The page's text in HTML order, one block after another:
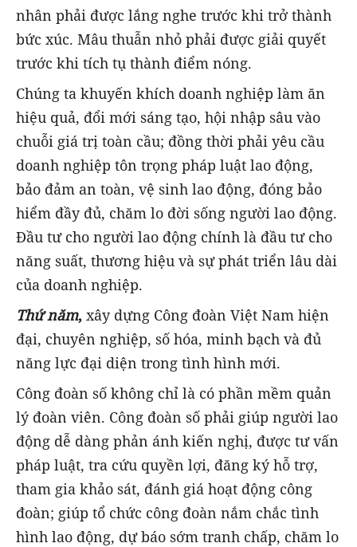
nhân phải được lắng nghe trước khi trở thành
bức xúc. Mâu thuẫn nhỏ phải được giải quyết
trước khi tích tụ thành điểm nóng.
Chúng ta khuyến khích doanh nghiệp làm ăn
hiệu quả, đổi mới sáng tạo, hội nhập sâu vào
chuỗi giá trị toàn cầu; đồng thời phải yêu cầu
doanh nghiệp tôn trọng pháp luật lao động,
bảo đảm an toàn, vệ sinh lao động, đóng bảo
hiểm đầy đủ, chăm lo đời sống người lao động.
Đầu tư cho người lao động chính là đầu tư cho
năng suất, thương hiệu và sự phát triển lâu dài
của doanh nghiệp.
Thứ năm, xây dựng Công đoàn Việt Nam hiện
đại, chuyên nghiệp, số hóa, minh bạch và đủ
năng lực đại diện trong tình hình mới.
Công đoàn số không chỉ là có phần mềm quản
lý đoàn viên. Công đoàn số phải giúp người lao
động dễ dàng phản ánh kiến nghị, được tư vấn
pháp luật, tra cứu quyền lợi, đăng ký hỗ trợ,
tham gia khảo sát, đánh giá hoạt động công
đoàn; giúp tổ chức công đoàn nắm chắc tình
hình lao động, dự báo sớm tranh chấp, chăm lo